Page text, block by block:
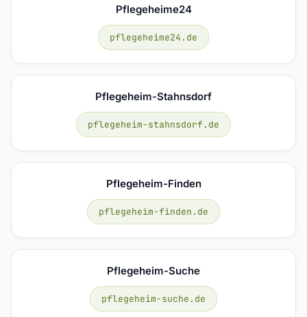
Pflegeheime24
pflegeheime24.de
Pflegeheim-Stahnsdorf
pflegeheim-stahnsdorf.de
Pflegeheim-Finden
pflegeheim-finden.de
Pflegeheim-Suche
pflegeheim-suche.de